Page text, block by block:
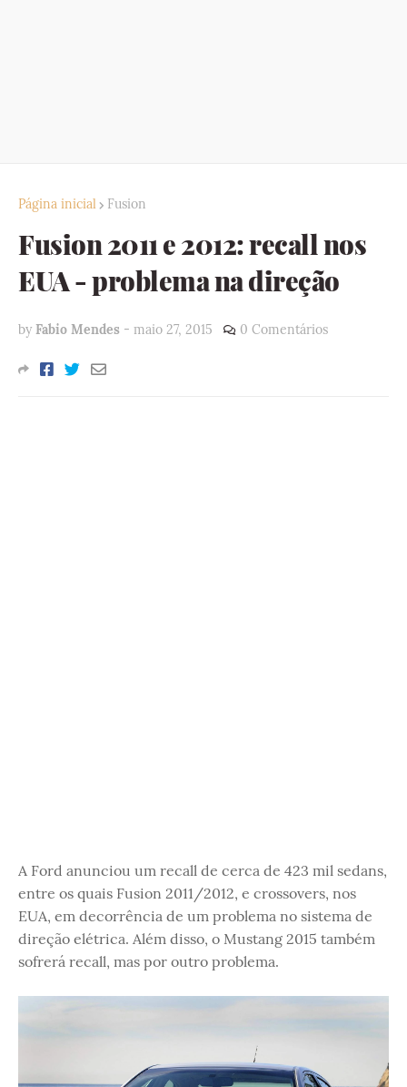
Página inicial Fusion
Fusion 2011 e 2012: recall nos
EUA - problema na direção
by Fabio Mendes - maio 27, 2015 0 Comentários
A Ford anunciou um recall de cerca de 423 mil sedans,
entre os quais Fusion 2011/2012, e crossovers, nos
EUA, em decorrência de um problema no sistema de
direção elétrica. Além disso, o Mustang 2015 também
sofrerá recall, mas por outro problema.